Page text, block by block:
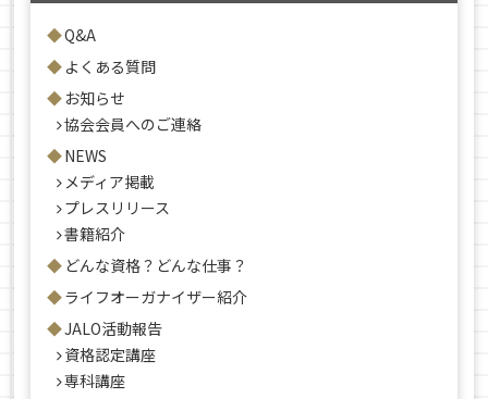
Q&A
よくある質問
お知らせ
協会会員へのご連絡
NEWS
メディア掲載
プレスリリース
書籍紹介
どんな資格？どんな仕事？
ライフオーガナイザー紹介
JALO活動報告
資格認定講座
専科講座